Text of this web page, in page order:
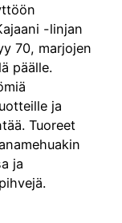
-linjan
70, marjojen
päälle.
ja
Tuoreet
ja